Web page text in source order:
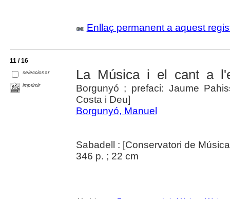
Enllaç permanent a aquest
11 / 16
seleccionar
imprimir
La Música i el cant a
Borgunyó ; prefaci: Jaume
Costa i Deu]
Borgunyó, Manuel
Sabadell : [Conservatori de
346 p. ; 22 cm